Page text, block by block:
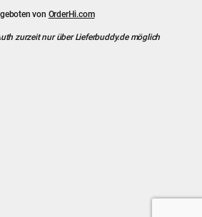
von OrderHi.com
zurzeit nur über Lieferbuddy.de möglich